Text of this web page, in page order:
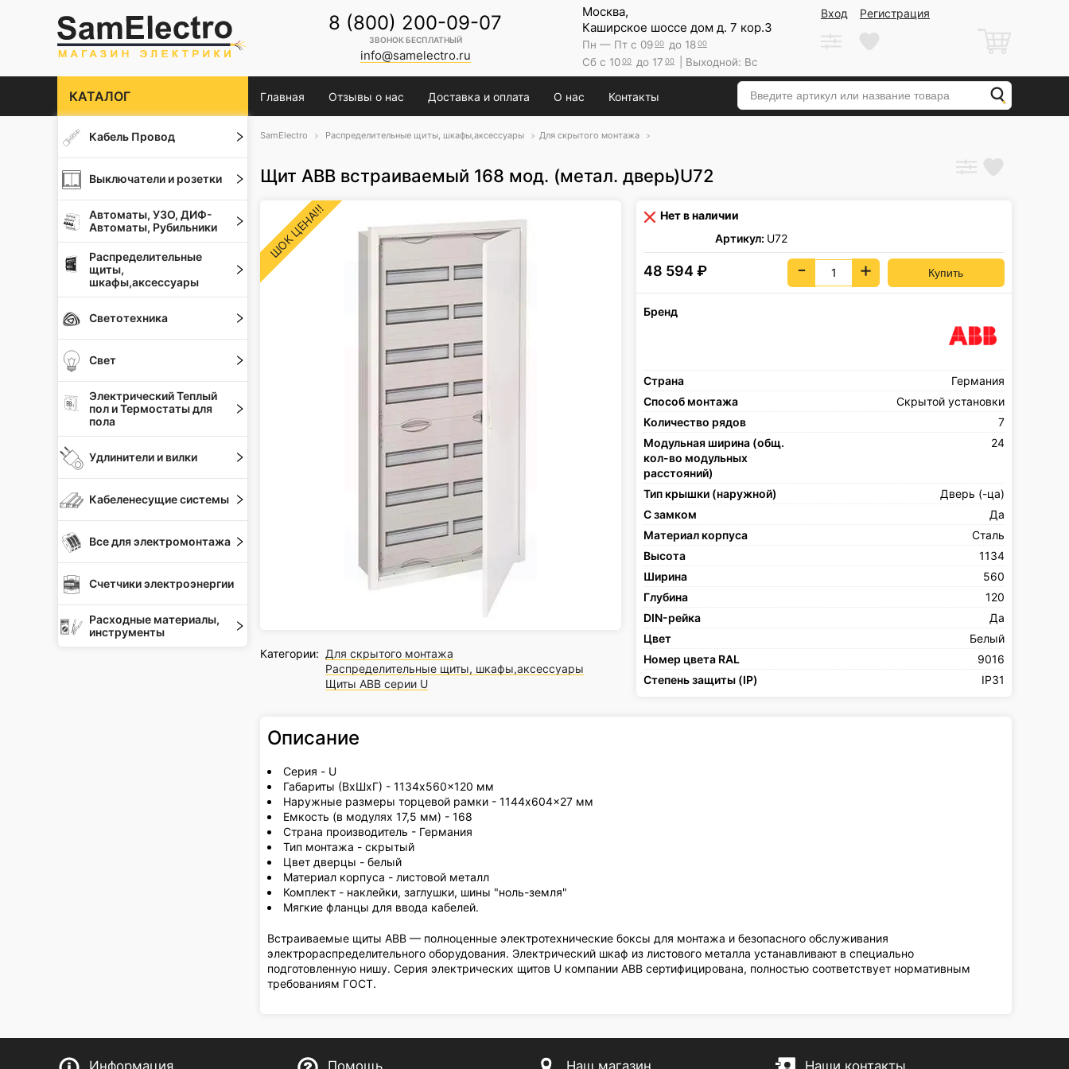
8 (800) 200-09-07
ЗВОНОК БЕСПЛАТНЫЙ
info@samelectro.ru
Москва,
Каширское шоссе дом д. 7 кор.3
Пн — Пт с 0900 до 1800
Сб с 1000 до 17 00 | Выходной: Вс
Вход Регистрация
КАТАЛОГ Главная Отзывы о нас Доставка и оплата О нас Контакты
Кабель Провод
Выключатели и розетки
Автоматы, УЗО, ДИФ-
Автоматы, Рубильники
Распределительные
щиты,
шкафы,аксессуары
Светотехника
Свет
Электрический Теплый
пол и Термостаты для
пола
Удлинители и вилки
Кабеленесущие системы
Все для электромонтажа
Счетчики электроэнергии
Расходные материалы,
инструменты
SamElectro Распределительные щиты, шкафы,аксессуары Для скрытого монтажа
Щит ABB встраиваемый 168 мод. (метал. дверь)U72
ШОК ЦЕНА!!!
Категории: Для скрытого монтажа
Распределительные щиты, шкафы,аксессуары
Щиты ABB серии U
Нет в наличии
Артикул: U72
48 594₽ - +
Бренд
Страна
Германия
Способ монтажа
Скрытой установки
Количество рядов
7
Модульная ширина (общ.
кол-во модульных
расстояний)
24
Тип крышки (наружной)
Дверь (-ца)
С замком
Да
Материал корпуса
Сталь
Высота
1134
Ширина
560
Глубина
120
DIN-рейка
Да
Цвет
Белый
Номер цвета RAL
9016
Степень защиты (IP)
IP31
Описание
Серия - U
Габариты (ВхШхГ) - 1134x560x120 мм
Наружные размеры торцевой рамки - 1144x604x27 мм
Емкость (в модулях 17,5 мм) - 168
Страна производитель - Германия
Тип монтажа - скрытый
Цвет дверцы - белый
Материал корпуса - листовой металл
Комплект - наклейки, заглушки, шины "ноль-земля"
Мягкие фланцы для ввода кабелей.
Встраиваемые щиты ABB — полноценные электротехнические боксы для монтажа и безопасного обслуживания
электрораспределительного оборудования. Электрический шкаф из листового металла устанавливают в специально
подготовленную нишу. Серия электрических щитов U компании ABB сертифицирована, полностью соответствует нормативным
требованиям ГОСТ.